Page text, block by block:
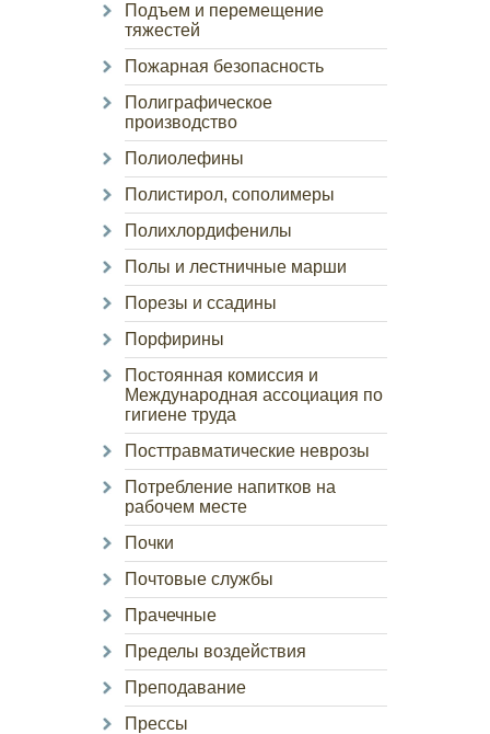
Подъем и перемещение
тяжестей
Пожарная безопасность
Полиграфическое
производство
Полиолефины
Полистирол, сополимеры
Полихлордифенилы
Полы и лестничные марши
Порезы и ссадины
Порфирины
Постоянная комиссия и
Международная ассоциация по
гигиене труда
Посттравматические неврозы
Потребление напитков на
рабочем месте
Почки
Почтовые службы
Прачечные
Пределы воздействия
Преподавание
Прессы